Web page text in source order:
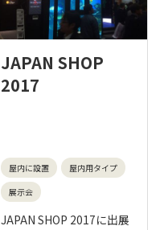
JAPAN SHOP
2017
屋内に設置
屋内用タイプ
展示会
JAPAN SHOP 2017に出展